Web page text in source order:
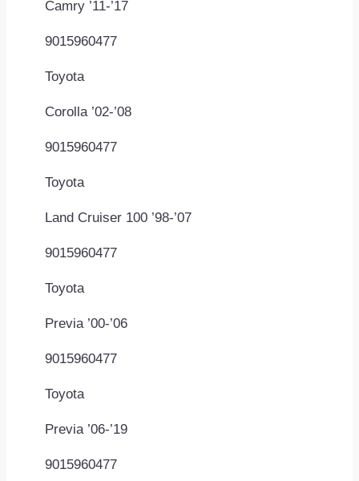
Camry ’11-’17
9015960477
Toyota
Corolla ’02-’08
9015960477
Toyota
Land Cruiser 100 ’98-’07
9015960477
Toyota
Previa ’00-’06
9015960477
Toyota
Previa ’06-’19
9015960477